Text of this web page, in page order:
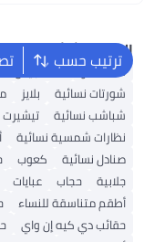
ترتيب حسب
البحث الشائع
شنط ألدو شنط جيس
شورتات نسائية
بلايز
شباشب نسائية
نظارات شمسية نسائية
صنادل نسائية
كعوب
جلابية
حجاب عبايات
أطقم متناسقة للنساء
حقائب دي كيه إن واي